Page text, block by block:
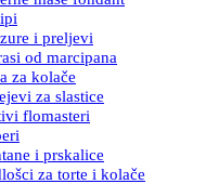
i preljevi
od marcipana
za kolače
za slastice
flomasteri
i prskalice
za torte i kolače